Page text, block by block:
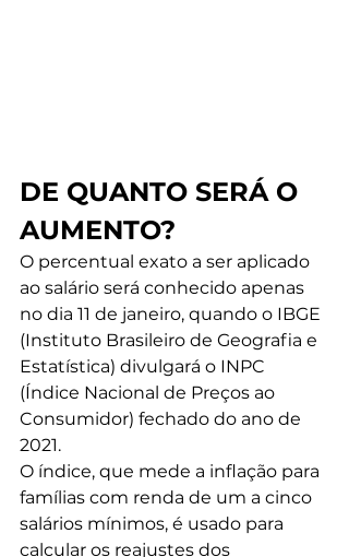
DE QUANTO SERÁ O
AUMENTO?
O percentual exato a ser aplicado
ao salário será conhecido apenas
no dia 11 de janeiro, quando o IBGE
(Instituto Brasileiro de Geografia e
Estatística) divulgará o INPC
(Índice Nacional de Preços ao
Consumidor) fechado do ano de
2021.
O índice, que mede a inflação para
famílias com renda de um a cinco
salários mínimos, é usado para
calcular os reajustes dos